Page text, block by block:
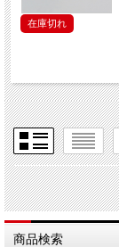
在庫切れ
商品検索